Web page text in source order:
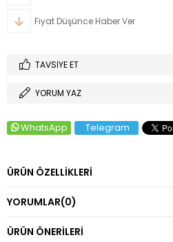
Fiyat Düşünce Haber Ver
TAVSIYE ET
YORUM YAZ
WhatsApp Telegram
ÜRÜN ÖZELLIKLERI
YORUMLAR(0)
ÜRÜN ÖNERILERI